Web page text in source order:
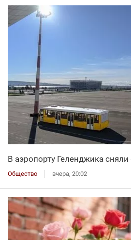
В аэропорту Геленджика сняли
Общество вчера, 20:02